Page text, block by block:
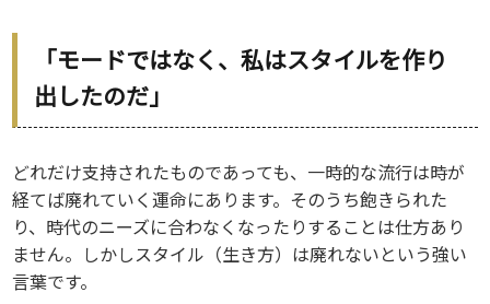
「モードではなく、私はスタイルを作り
出したのだ」
どれだけ支持されたものであっても、一時的な流行は時が
経てば廃れていく運命にあります。そのうち飽きられた
り、時代のニーズに合わなくなったりすることは仕方あり
ません。しかしスタイル（生き方）は廃れないという強い
言葉です。